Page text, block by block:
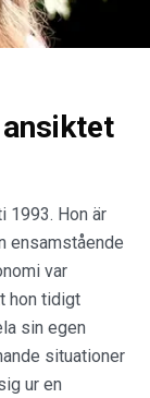
1993. Hon är
ensamstående
var
hon tidigt
sin egen
situationer
ur en